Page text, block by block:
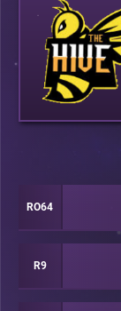
RO64
R9